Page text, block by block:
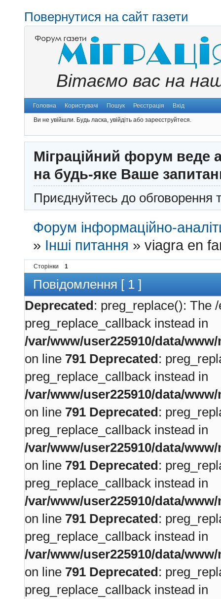
Повернутися на сайт газети
Вітаємо вас на
Головна Користувачі Пошук Реєстрація Вхід
Ви не увійшли. Будь ласка, увійдіть або зареєструйтеся.
Міграційний форум веде
на будь-яке Ваше
Приєднуйтесь до обговорення
Форум інформаційно-
» Інші питання »viagra en
Сторінки 1
Повідомлення [ 1 ]
Deprecated: preg_replace(): The
preg_replace_callback instead in
/var/www/user225910/data/
on line 791 Deprecated:
preg_replace_callback instead in
/var/www/user225910/data/
on line 791 Deprecated:
preg_replace_callback instead in
/var/www/user225910/data/
on line 791 Deprecated:
preg_replace_callback instead in
/var/www/user225910/data/
on line 791 Deprecated:
preg_replace_callback instead in
/var/www/user225910/data/
on line 791 Deprecated:
preg_replace_callback instead in